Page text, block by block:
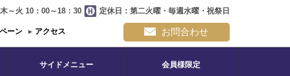
～火 10：00～18：30 定休日：第二火曜・毎週水曜・祝祭日
ーン ▸ アクセス お問合わせ
サイドメニュー 会員様限定